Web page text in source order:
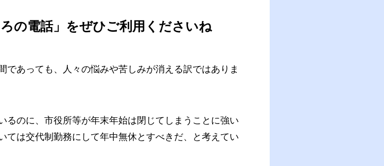
の電話」をぜひご利用くださいね
であっても、人々の悩みや苦しみが消える訳ではありま
るのに、市役所等が年末年始は閉じてしまうことに強い
ては交代制勤務にして年中無休とすべきだ、と考えてい